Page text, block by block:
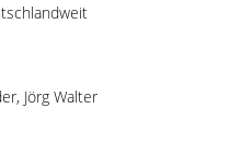
Jörg Walter